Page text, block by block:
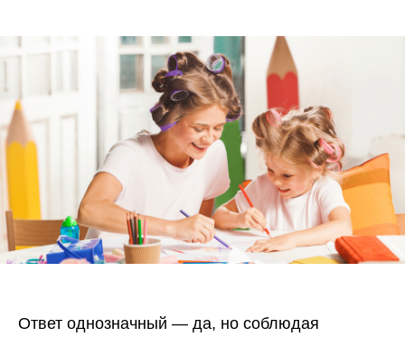
Ответ однозначный — да, но соблюдая